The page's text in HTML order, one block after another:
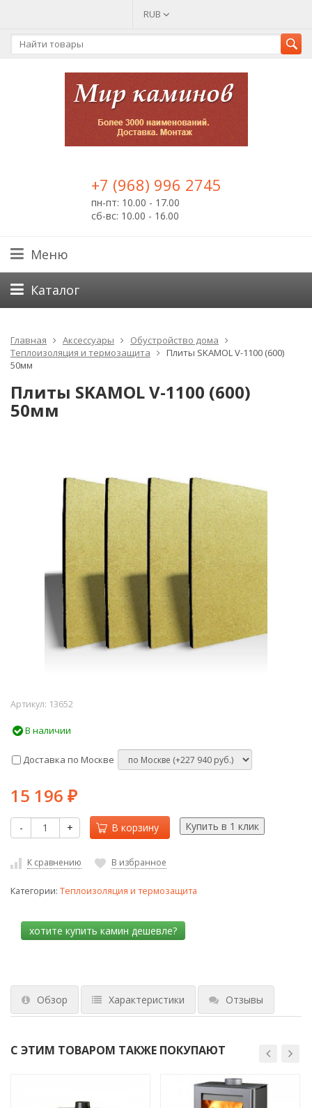
RUB
+7 (968) 996 2745
пн-пт: 10.00 - 17.00
сб-вс: 10.00 - 16.00
Меню
Каталог
Главная Аксессуары
Обустройство дома
Теплоизоляция и термозащита
Плиты SKAMOL V-1100 (600)
50мм
Плиты SKAMOL V-1100 (600)
50мм
Артикул: 13652
В наличии
Доставка по Москве
15 196 ₽
- + В корзину
К сравнению В избранное
Категории: Теплоизоляция и термозащита
Обзор Характеристики Отзывы
С ЭТИМ ТОВАРОМ ТАКЖЕ ПОКУПАЮТ